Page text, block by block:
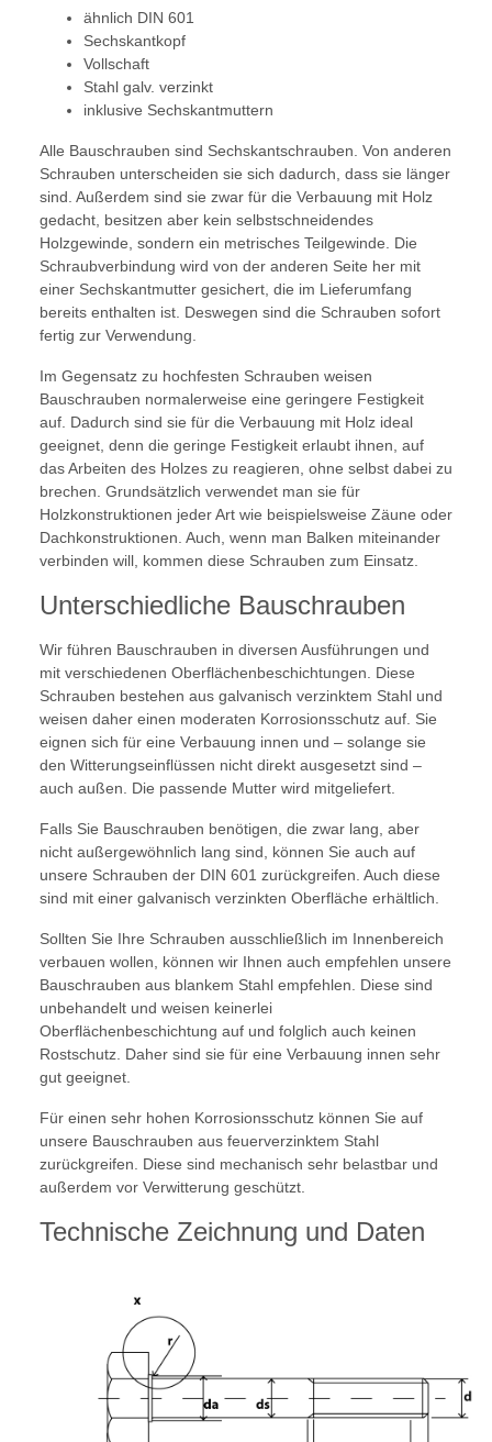
ähnlich DIN 601
Sechskantkopf
Vollschaft
Stahl galv. verzinkt
inklusive Sechskantmuttern
Alle Bauschrauben sind Sechskantschrauben. Von anderen
Schrauben unterscheiden sie sich dadurch, dass sie länger
sind. Außerdem sind sie zwar für die Verbauung mit Holz
gedacht, besitzen aber kein selbstschneidendes
Holzgewinde, sondern ein metrisches Teilgewinde. Die
Schraubverbindung wird von der anderen Seite her mit
einer Sechskantmutter gesichert, die im Lieferumfang
bereits enthalten ist. Deswegen sind die Schrauben sofort
fertig zur Verwendung.
Im Gegensatz zu hochfesten Schrauben weisen
Bauschrauben normalerweise eine geringere Festigkeit
auf. Dadurch sind sie für die Verbauung mit Holz ideal
geeignet, denn die geringe Festigkeit erlaubt ihnen, auf
das Arbeiten des Holzes zu reagieren, ohne selbst dabei zu
brechen. Grundsätzlich verwendet man sie für
Holzkonstruktionen jeder Art wie beispielsweise Zäune oder
Dachkonstruktionen. Auch, wenn man Balken miteinander
verbinden will, kommen diese Schrauben zum Einsatz.
Unterschiedliche Bauschrauben
Wir führen Bauschrauben in diversen Ausführungen und
mit verschiedenen Oberflächenbeschichtungen. Diese
Schrauben bestehen aus galvanisch verzinktem Stahl und
weisen daher einen moderaten Korrosionsschutz auf. Sie
eignen sich für eine Verbauung innen und – solange sie
den Witterungseinflüssen nicht direkt ausgesetzt sind –
auch außen. Die passende Mutter wird mitgeliefert.
Falls Sie Bauschrauben benötigen, die zwar lang, aber
nicht außergewöhnlich lang sind, können Sie auch auf
unsere Schrauben der DIN 601 zurückgreifen. Auch diese
sind mit einer galvanisch verzinkten Oberfläche erhältlich.
Sollten Sie Ihre Schrauben ausschließlich im Innenbereich
verbauen wollen, können wir Ihnen auch empfehlen unsere
Bauschrauben aus blankem Stahl empfehlen. Diese sind
unbehandelt und weisen keinerlei
Oberflächenbeschichtung auf und folglich auch keinen
Rostschutz. Daher sind sie für eine Verbauung innen sehr
gut geeignet.
Für einen sehr hohen Korrosionsschutz können Sie auf
unsere Bauschrauben aus feuerverzinktem Stahl
zurückgreifen. Diese sind mechanisch sehr belastbar und
außerdem vor Verwitterung geschützt.
Technische Zeichnung und Daten